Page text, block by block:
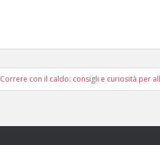
Correre con il caldo: consigli e curiosità per